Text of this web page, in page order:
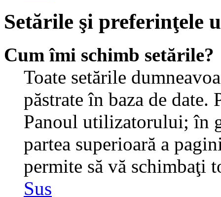
Setările şi preferinţele
Cum îmi schimb setările?
Toate setările
păstrate în baza de
Panoul utilizatorului; în
partea superioară a
permite să vă schimbaţi
Sus